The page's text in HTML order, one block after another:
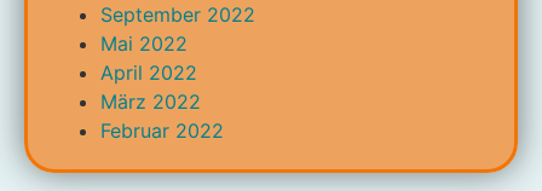
September 2022
Mai 2022
April 2022
März 2022
Februar 2022